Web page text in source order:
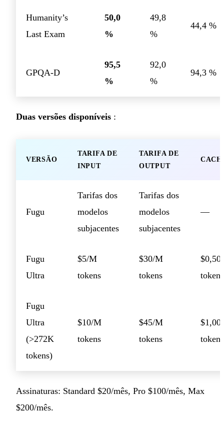
Humanity’s
Last Exam
50,0
%
49,8
%
44,4 %
GPQA-D
95,5
%
92,0
%
94,3 %
Duas versões disponíveis :
VERSÃO
TARIFA DE
INPUT
TARIFA DE
OUTPUT
Fugu
Tarifas dos
modelos
subjacentes
Tarifas dos
modelos
subjacentes
—
Fugu
Ultra
$5/M
tokens
$30/M
tokens
tokens
Fugu
Ultra
(>272K
tokens)
$10/M
tokens
$45/M
tokens
tokens
Assinaturas: Standard $20/mês, Pro $100/mês, Max
$200/mês.